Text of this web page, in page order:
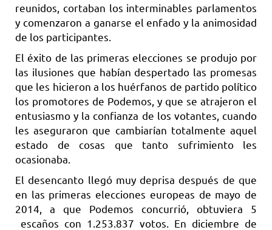
reunidos, cortaban los interminables parlamentos
y comenzaron a ganarse el enfado y la animosidad
de los participantes.
El éxito de las primeras elecciones se produjo por
las ilusiones que habían despertado las promesas
que les hicieron a los huérfanos de partido político
los promotores de Podemos, y que se atrajeron el
entusiasmo y la confianza de los votantes, cuando
les aseguraron que cambiarían totalmente aquel
estado de cosas que tanto sufrimiento les
ocasionaba.
El desencanto llegó muy deprisa después de que
en las primeras elecciones europeas de mayo de
2014, a que Podemos concurrió, obtuviera 5
escaños con 1.253.837 votos. En diciembre de